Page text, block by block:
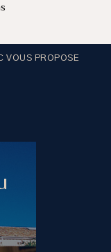
VOUS PROPOSE